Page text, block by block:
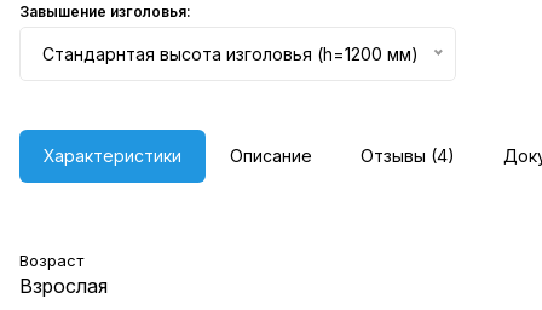
Завышение изголовья:
Стандарнтая высота изголовья (h=1200 мм)
Характеристики Описание Отзывы (4)
Возраст
Взрослая